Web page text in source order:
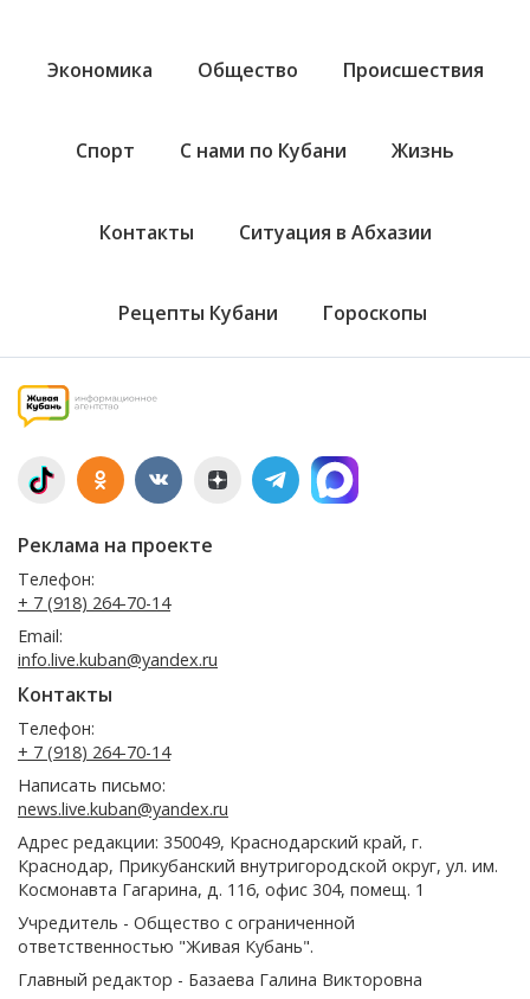
Экономика Общество Происшествия
Спорт С нами по Кубани Жизнь
Контакты Ситуация в Абхазии
Рецепты Кубани Гороскопы
Реклама на проекте
Телефон:
+ 7 (918) 264-70-14
Email:
info.live.kuban@yandex.ru
Контакты
Телефон:
+ 7 (918) 264-70-14
Написать письмо:
news.live.kuban@yandex.ru
Адрес редакции: 350049, Краснодарский край, г.
Краснодар, Прикубанский внутригородской округ, ул. им.
Космонавта Гагарина, д. 116, офис 304, помещ. 1
Учредитель - Общество с ограниченной
ответственностью "Живая Кубань".
Главный редактор - Базаева Галина Викторовна